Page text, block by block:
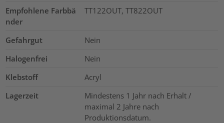
Empfohlene Farbbä
nder
TT122OUT, TT822OUT
Gefahrgut
Nein
Halogenfrei
Nein
Klebstoff
Acryl
Lagerzeit
Mindestens 1 Jahr nach Erhalt /
maximal 2 Jahre nach
Produktionsdatum.